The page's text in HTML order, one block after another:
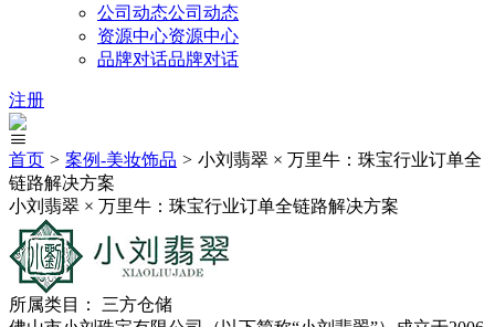
公司动态公司动态
资源中心资源中心
品牌对话品牌对话
注册
首页 > 案例-美妆饰品 > 小刘翡翠 × 万里牛：珠宝行业订单全
链路解决方案
小刘翡翠 × 万里牛：珠宝行业订单全链路解决方案
所属类目：
三方仓储